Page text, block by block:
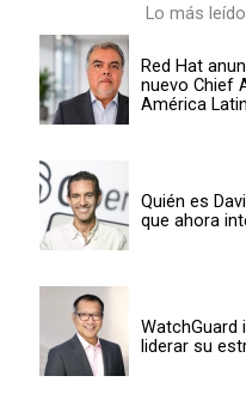
Lo más
Red Hat
nuevo Chief
América
Quién es
que ahora
WatchGuard
liderar su